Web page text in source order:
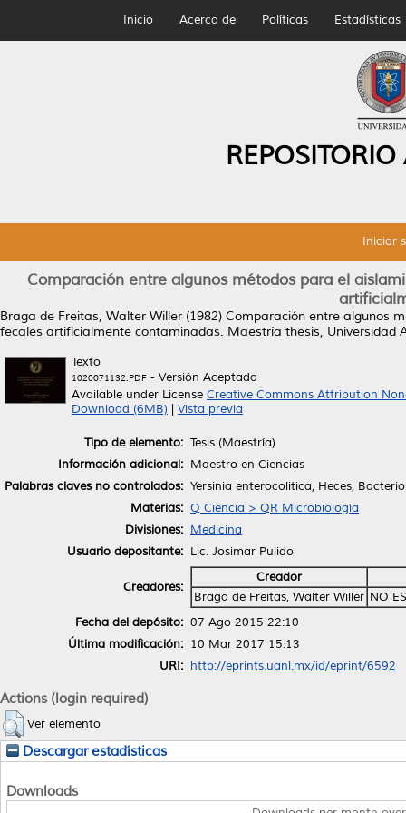
Inicio Acerca de Políticas Estadísticas
Iniciar
Comparación entre algunos métodos para el
Braga de Freitas, Walter Willer (1982) Comparación entre algunos
fecales artificialmente contaminadas. Maestría thesis, Universidad
Texto
1020071132.PDF - Versión Aceptada
Available under License Creative Commons Attribution
Download (6MB)
Vista previa
Tipo de elemento: Tesis (Maestría)
Información adicional: Maestro en Ciencias
Palabras claves no controlados: Yersinia enterocolitica, Heces,
Materias: Q Ciencia > QR Microbiología
Divisiones: Medicina
Usuario depositante: Lic. Josimar Pulido
Creadores:
Creador
Braga de Freitas, Walter Willer NO
Fecha del depósito: 07 Ago 2015 22:10
Última modificación: 10 Mar 2017 15:13
URI: http://eprints.uanl.mx/id/eprint/6592
Actions (login required)
Ver elemento
Descargar estadísticas
Downloads